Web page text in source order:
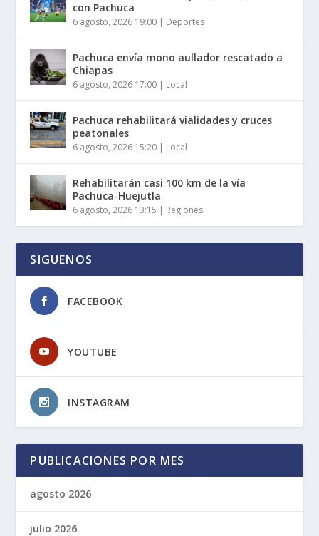
con Pachuca
6 agosto, 2026 19:00 | Deportes
Pachuca envía mono aullador rescatado a
Chiapas
6 agosto, 2026 17:00 | Local
Pachuca rehabilitará vialidades y cruces
peatonales
6 agosto, 2026 15:20 | Local
Rehabilitarán casi 100 km de la vía
Pachuca-Huejutla
6 agosto, 2026 13:15 | Regiones
SIGUENOS
FACEBOOK
YOUTUBE
INSTAGRAM
PUBLICACIONES POR MES
agosto 2026
julio 2026